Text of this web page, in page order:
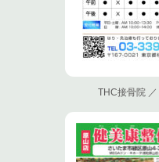
THC接骨院